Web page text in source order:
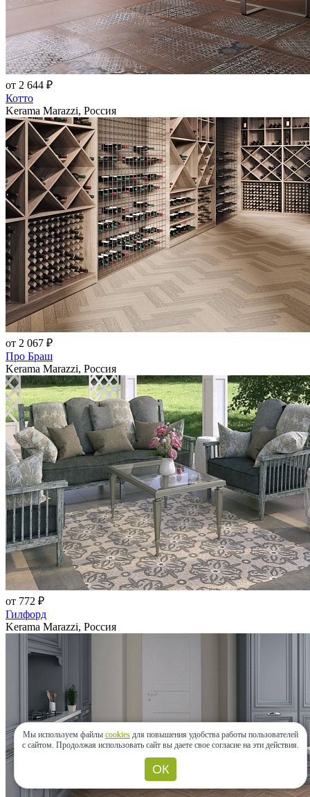
от 2 644 ₽
Котто
Kerama Marazzi, Россия
от 2 067 ₽
Про Браш
Kerama Marazzi, Россия
от 772 ₽
Гилфорд
Kerama Marazzi, Россия
Мы используем файлы cookies для повышения удобства работы пользователей
с сайтом. Продолжая использовать сайт вы даете свое согласие на эти действия.
ОК